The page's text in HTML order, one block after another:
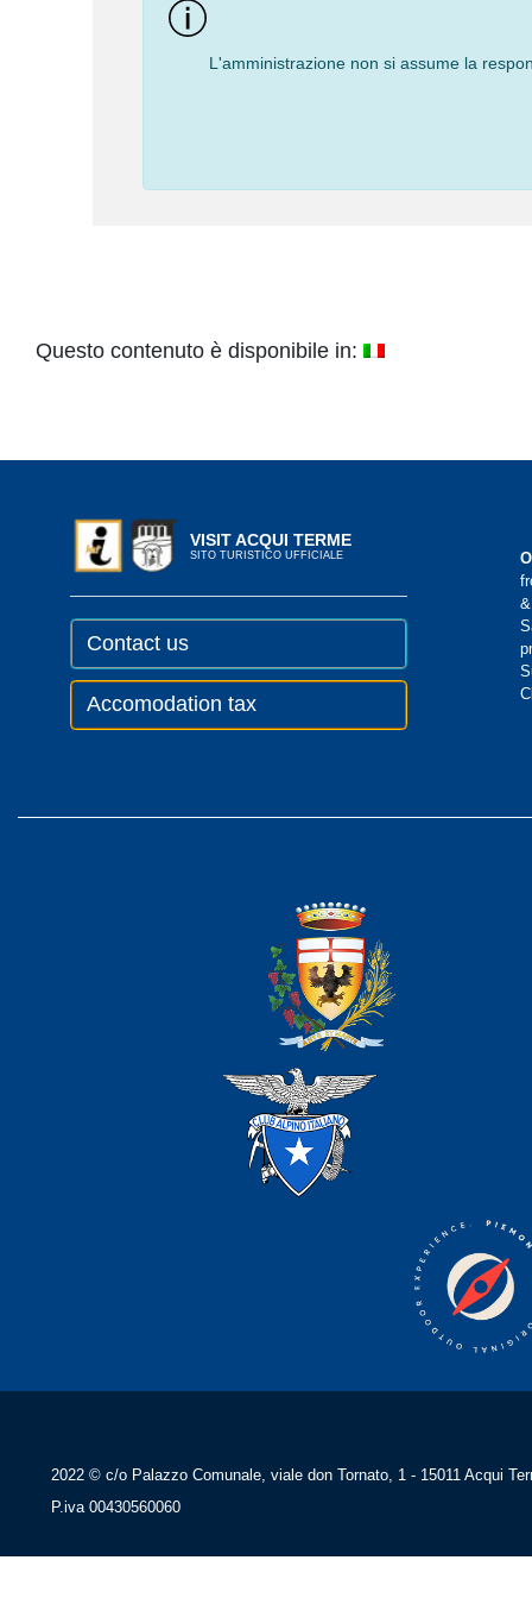
L'amministrazione non si assume la
Questo contenuto è disponibile in:
VISIT ACQUI TERME
SITO TURISTICO UFFICIALE
Contact us
Accomodation tax
2022 © c/o Palazzo Comunale, viale don Tornato, 1 - 15011 Acqui
P.iva 00430560060